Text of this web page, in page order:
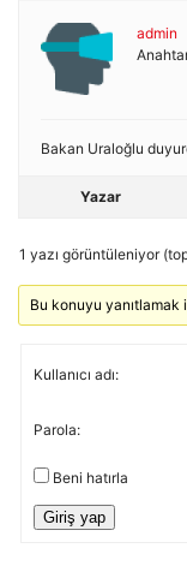
admin
Bakan Uraloğlu
Yazar
1 yazı görüntüleniyor
Bu konuyu yanıtlamak
Kullanıcı adı:
Parola:
Beni hatırla
Giriş yap